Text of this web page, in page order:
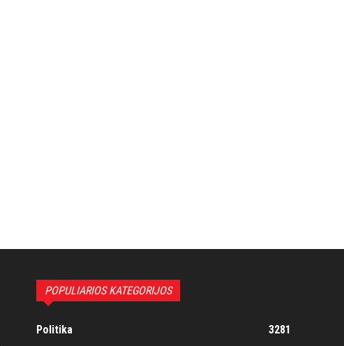
POPULIARIOS KATEGORIJOS
Politika
3281